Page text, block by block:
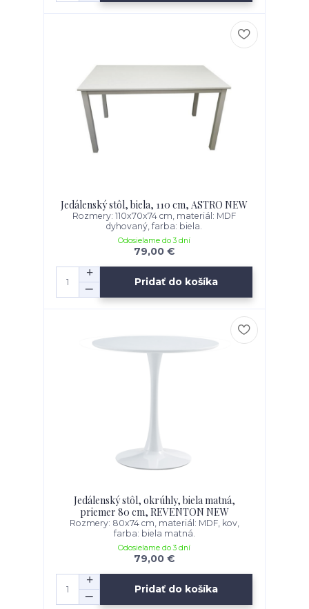
Jedálenský stôl, biela, 110 cm, ASTRO NEW
Rozmery: 110x70x74 cm, materiál: MDF
dyhovaný, farba: biela.
79,00 €
Odosielame do 3 dní
Pridať do košíka
Jedálenský stôl, okrúhly, biela matná,
priemer 80 cm, REVENTON NEW
Rozmery: 80x74 cm, materiál: MDF, kov,
farba: biela matná.
79,00 €
Odosielame do 3 dní
Pridať do košíka